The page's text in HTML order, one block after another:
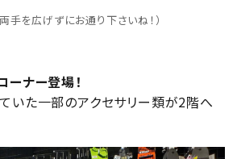
手を広げずにお通り下さいね！）
ーナー登場！
いた一部のアクセサリー類が2階へ